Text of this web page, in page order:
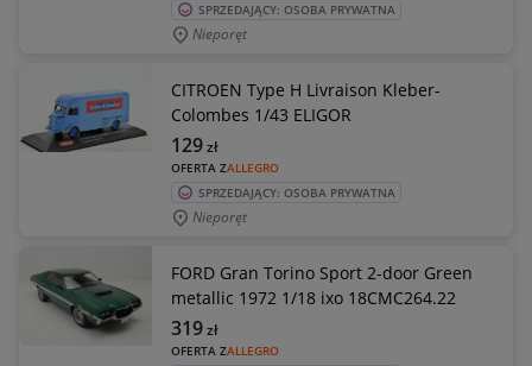
SPRZEDAJĄCY: OSOBA PRYWATNA
Nieporęt
CITROEN Type H Livraison Kleber-
Colombes 1/43 ELIGOR
OFERTA ZALLEGRO
129zł
SPRZEDAJĄCY: OSOBA PRYWATNA
Nieporęt
FORD Gran Torino Sport 2-door Green
metallic 1972 1/18 ixo 18CMC264.22
OFERTA ZALLEGRO
319zł